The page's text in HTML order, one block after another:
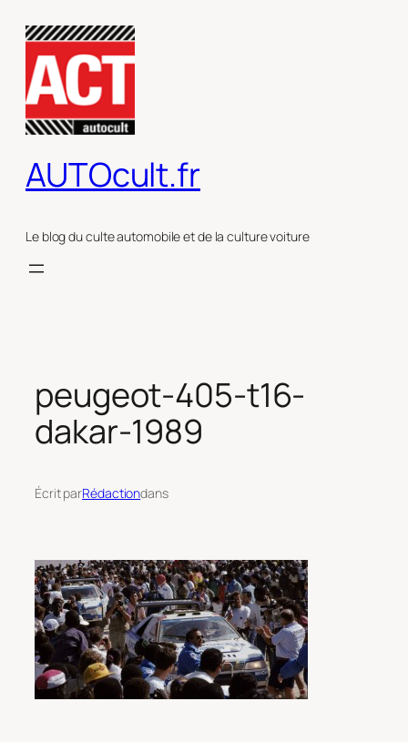
contenu
AUTOcult.fr
Le blog du culte automobile et de la culture voiture
peugeot-405-t16-
dakar-1989
Écrit parRédactiondans